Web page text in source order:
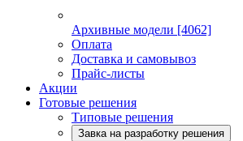
Архивные модели [4062]
Оплата
Доставка и самовывоз
Прайс-листы
Акции
Готовые решения
Типовые решения
Завка на разработку решения